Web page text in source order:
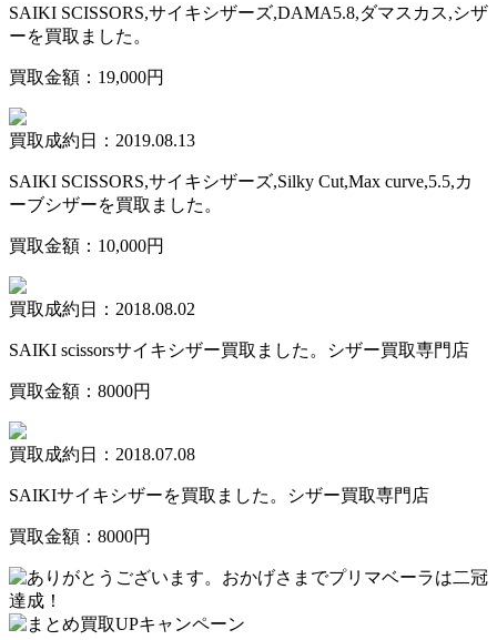
SAIKI SCISSORS,サイキシザーズ,DAMA5.8,ダマスカス,シザ
ーを買取ました。
買取金額：19,000円
買取成約日：2019.08.13
SAIKI SCISSORS,サイキシザーズ,Silky Cut,Max curve,5.5,カ
ーブシザーを買取ました。
買取金額：10,000円
買取成約日：2018.08.02
SAIKI scissorsサイキシザー買取ました。シザー買取専門店
買取金額：8000円
買取成約日：2018.07.08
SAIKIサイキシザーを買取ました。シザー買取専門店
買取金額：8000円